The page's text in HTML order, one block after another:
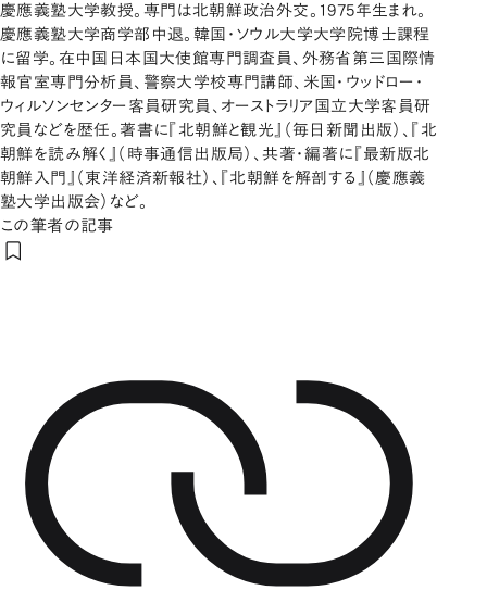
慶應義塾大学教授。専門は北朝鮮政治外交。1975年生まれ。
慶應義塾大学商学部中退。韓国・ソウル大学大学院博士課程
に留学。在中国日本国大使館専門調査員、外務省第三国際情
報官室専門分析員、警察大学校専門講師、米国・ウッドロー・
ウィルソンセンター客員研究員、オーストラリア国立大学客員研
究員などを歴任。著書に『北朝鮮と観光』（毎日新聞出版）、『北
朝鮮を読み解く』（時事通信出版局）、共著・編著に『最新版北
朝鮮入門』（東洋経済新報社）、『北朝鮮を解剖する』（慶應義
塾大学出版会）など。
この筆者の記事